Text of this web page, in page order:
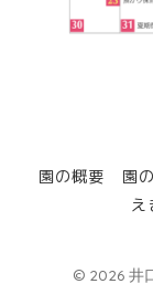
園の概要 園
え
© 2026 井